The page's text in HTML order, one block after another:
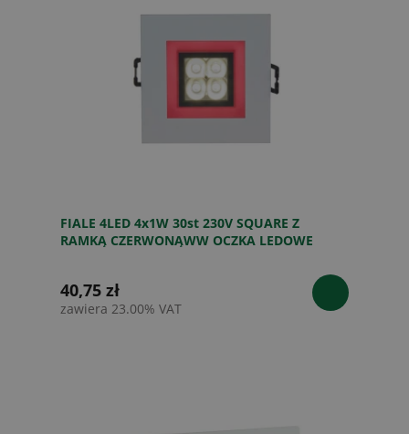
FIALE 4LED 4x1W 30st 230V SQUARE Z
RAMKĄ CZERWONĄWW OCZKA LEDOWE
40,75 zł
zawiera 23.00% VAT